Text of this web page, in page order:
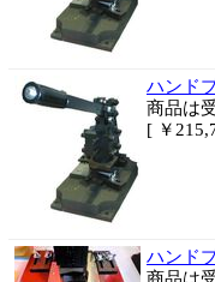
ハンド
商品は
[ ￥
ハンド